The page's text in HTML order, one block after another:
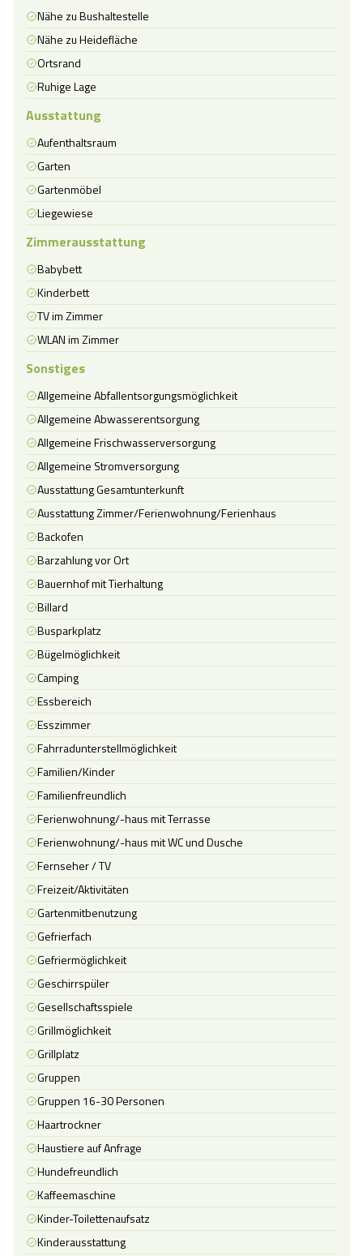
Nähe zu Bushaltestelle
Nähe zu Heidefläche
Ortsrand
Ruhige Lage
Ausstattung
Aufenthaltsraum
Garten
Gartenmöbel
Liegewiese
Zimmerausstattung
Babybett
Kinderbett
TV im Zimmer
WLAN im Zimmer
Sonstiges
Allgemeine Abfallentsorgungsmöglichkeit
Allgemeine Abwasserentsorgung
Allgemeine Frischwasserversorgung
Allgemeine Stromversorgung
Ausstattung Gesamtunterkunft
Ausstattung Zimmer/Ferienwohnung/Ferienhaus
Backofen
Barzahlung vor Ort
Bauernhof mit Tierhaltung
Billard
Busparkplatz
Bügelmöglichkeit
Camping
Essbereich
Esszimmer
Fahrradunterstellmöglichkeit
Familien/Kinder
Familienfreundlich
Ferienwohnung/-haus mit Terrasse
Ferienwohnung/-haus mit WC und Dusche
Fernseher / TV
Freizeit/Aktivitäten
Gartenmitbenutzung
Gefrierfach
Gefriermöglichkeit
Geschirrspüler
Gesellschaftsspiele
Grillmöglichkeit
Grillplatz
Gruppen
Gruppen 16-30 Personen
Haartrockner
Haustiere auf Anfrage
Hundefreundlich
Kaffeemaschine
Kinder-Toilettenaufsatz
Kinderausstattung